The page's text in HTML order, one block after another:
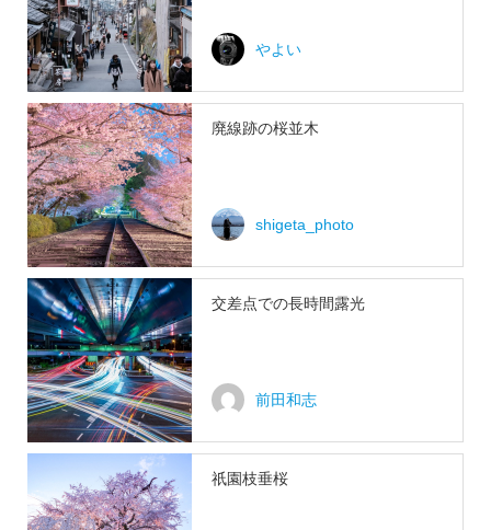
やよい
廃線跡の桜並木
shigeta_photo
交差点での長時間露光
前田和志
祇園枝垂桜